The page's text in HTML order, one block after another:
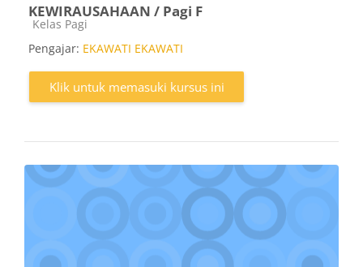
KEWIRAUSAHAAN / Pagi F
Kategori kursus
Kelas Pagi
Pengajar: EKAWATI EKAWATI
Klik untuk memasuki kursus ini